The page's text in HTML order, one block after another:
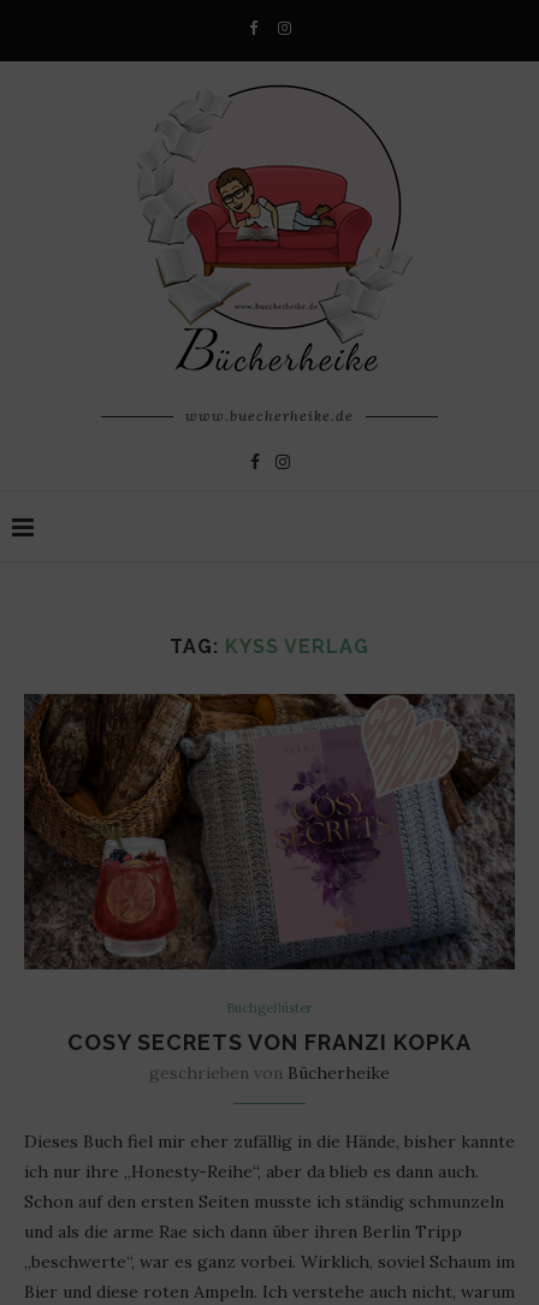
www.buecherheike.de
TAG: KYSS VERLAG
Buchgeflüster
COSY SECRETS VON FRANZI KOPKA
geschrieben von Bücherheike
Dieses Buch fiel mir eher zufällig in die Hände, bisher kannte
ich nur ihre „Honesty-Reihe“, aber da blieb es dann auch.
Schon auf den ersten Seiten musste ich ständig schmunzeln
und als die arme Rae sich dann über ihren Berlin Tripp
„beschwerte“, war es ganz vorbei. Wirklich, soviel Schaum im
Bier und diese roten Ampeln. Ich verstehe auch nicht, warum